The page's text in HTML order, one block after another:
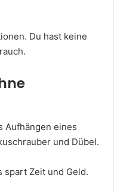
Du hast keine
Aufhängen eines
und Dübel.
spart Zeit und Geld.